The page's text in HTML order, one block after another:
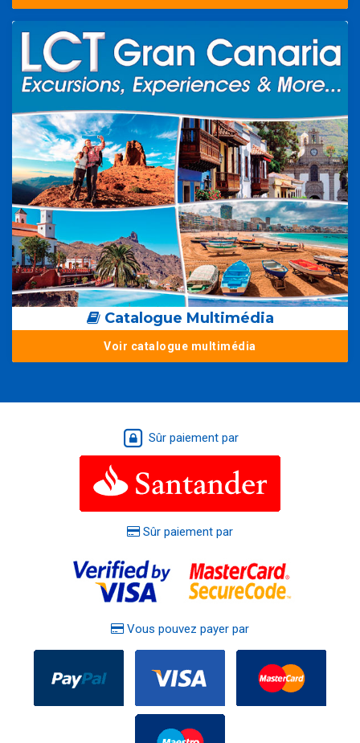
Catalogue Multimédia
Voir catalogue multimédia
Sûr paiement par
Sûr paiement par
Vous pouvez payer par